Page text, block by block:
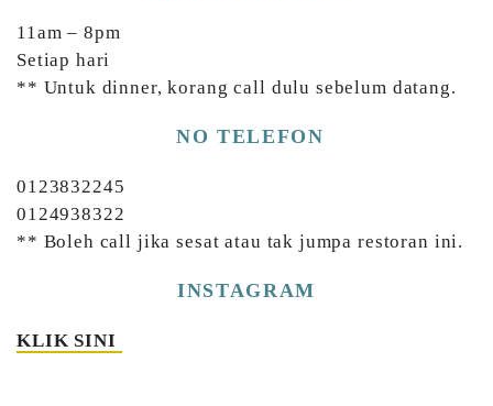
11am – 8pm
Setiap hari
** Untuk dinner, korang call dulu sebelum datang.
NO TELEFON
0123832245
0124938322
** Boleh call jika sesat atau tak jumpa restoran ini.
INSTAGRAM
KLIK SINI